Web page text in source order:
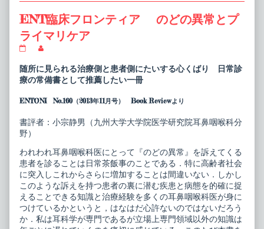
ENT臨床フロンティア のどの異常とプ
ライマリケア
ENT
床
フ
ロ
テ
ア
の
ど
異
常
と
プ
ラ
イ
マ
ケ
posts
by
the
of
床
ン
テ
ィ
ア
の
ど
の
異
常
随所に見られる治療側と患者側にたいする心くばり 日常診
療の常備書として推薦したい一冊
ENTONI No.160（2013年11月号） Book Reviewより
書評者：小宗静男（九州大学大学院医学研究院耳鼻咽喉科分
野）
われわれ耳鼻咽喉科医にとって『のどの異常』を訴えてくる
患者を診ることは日常茶飯事のことである．特に高齢者社会
に突入しこれからさらに増加することは間違いない．しかし
このような訴えを持つ患者の裏に潜む疾患と病態を的確に捉
えることできる知識と治療経験を多くの耳鼻咽喉科医が身に
つけているかというと，はなはだ心許ないのではないだろう
か．私は耳科学が専門であるが立場上専門領域以外の知識は